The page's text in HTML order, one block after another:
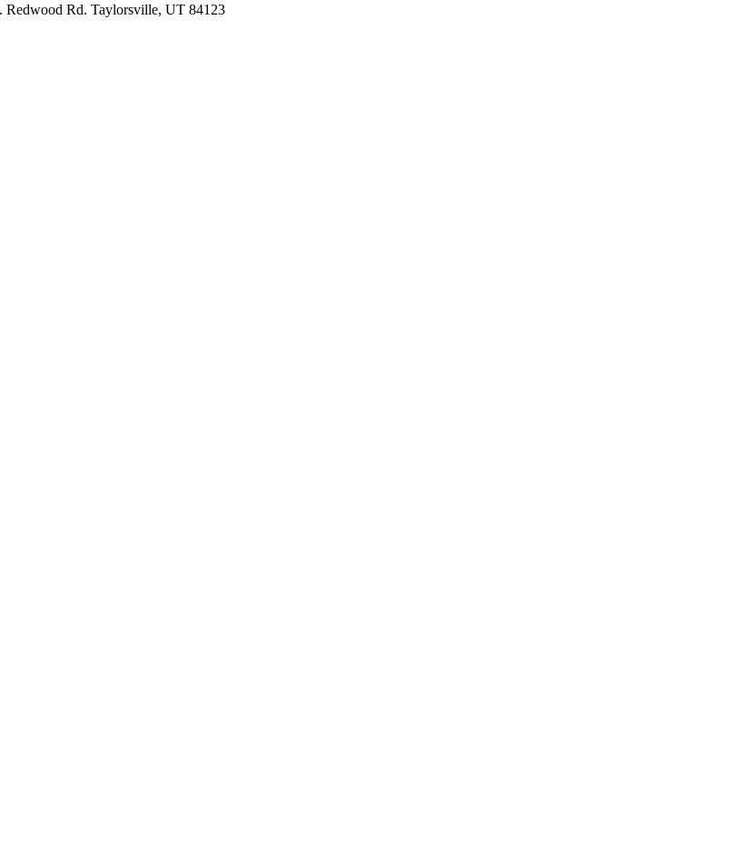
Redwood Rd. Taylorsville, UT 84123